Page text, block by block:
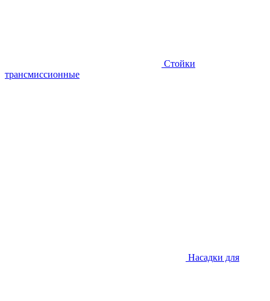
Стойки
трансмиссионные
Насадки для